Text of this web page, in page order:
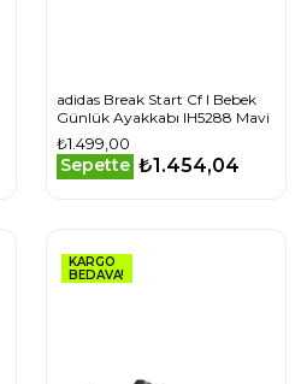
adidas Break Start Cf I Bebek
Günlük Ayakkabı IH5288 Mavi
₺1.499,00
Sepette ₺1.454,04
KARGO
BEDAVA!